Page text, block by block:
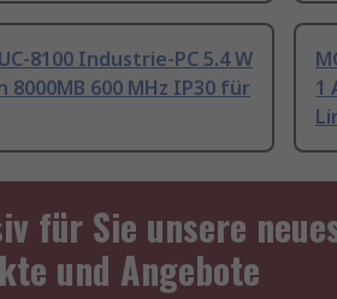
8100 Industrie-PC 5.4 W
8000MB 600 MHz IP30 für
1
für Sie unsere
und Angebote